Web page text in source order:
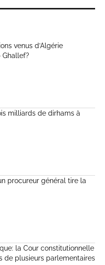
venus d’Algérie
Ghallef?
milliards de dirhams à
procureur général tire la
la Cour constitutionnelle
de plusieurs parlementaires